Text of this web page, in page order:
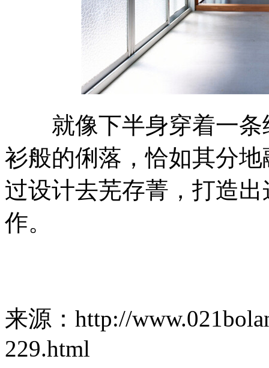
就像下半身穿着一条
衫般的俐落，恰如其分
过设计去芜存菁，打造
作。
来源：http://
229.html